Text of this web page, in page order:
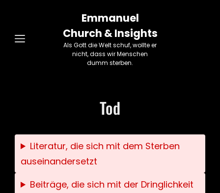
Emmanuel
Church & Insights
Als Gott die Welt schuf, wollte er
nicht, dass wir Menschen
dumm sterben.
Tod
Literatur, die sich mit dem Sterben
auseinandersetzt
Beiträge, die sich mit der Dringlichkeit